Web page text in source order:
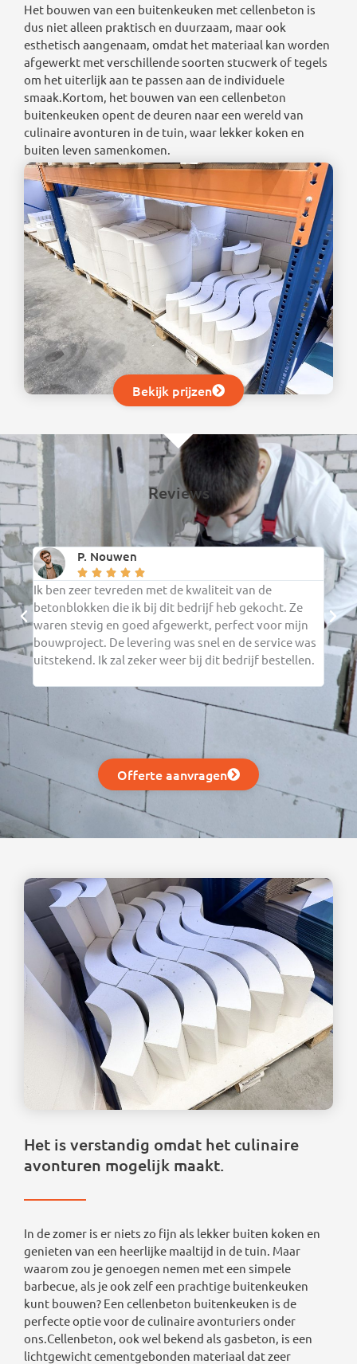
Bekijk prijzen
Het bouwen van een buitenkeuken met cellenbeton is
dus niet alleen praktisch en duurzaam, maar ook
esthetisch aangenaam, omdat het materiaal kan worden
afgewerkt met verschillende soorten stucwerk of tegels
om het uiterlijk aan te passen aan de individuele
smaak.Kortom, het bouwen van een cellenbeton
buitenkeuken opent de deuren naar een wereld van
culinaire avonturen in de tuin, waar lekker koken en
buiten leven samenkomen.
Reviews
P. Nouwen
    
Ik ben zeer tevreden met de kwaliteit van de
betonblokken die ik bij dit bedrijf heb gekocht. Ze
waren stevig en goed afgewerkt, perfect voor mijn
bouwproject. De levering was snel en de service was
uitstekend. Ik zal zeker weer bij dit bedrijf bestellen.
De
in
en
Offerte aanvragen
Het is verstandig omdat het culinaire
avonturen mogelijk maakt.
In de zomer is er niets zo fijn als lekker buiten koken en
genieten van een heerlijke maaltijd in de tuin. Maar
waarom zou je genoegen nemen met een simpele
barbecue, als je ook zelf een prachtige buitenkeuken
kunt bouwen? Een cellenbeton buitenkeuken is de
perfecte optie voor de culinaire avonturiers onder
ons.Cellenbeton, ook wel bekend als gasbeton, is een
lichtgewicht cementgebonden materiaal dat zeer